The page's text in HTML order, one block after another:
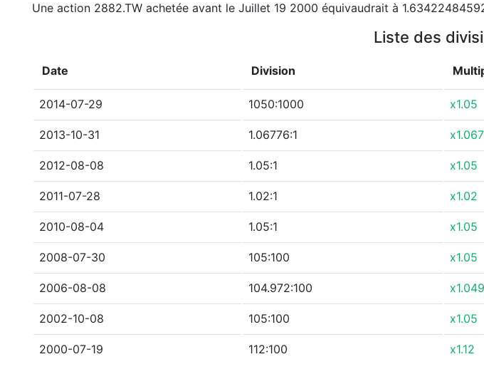
Une action 2882.TW achetée avant le Juillet 19 2000 équivaudrait à
Liste des
Date Division
2014-07-29 1050:1000 x1.05
2013-10-31 1.06776:1
2012-08-08 1.05:1 x1.05
2011-07-28 1.02:1 x1.02
2010-08-04 1.05:1 x1.05
2008-07-30 105:100 x1.05
2006-08-08 104.972:100
2002-10-08 105:100 x1.05
2000-07-19 112:100 x1.12